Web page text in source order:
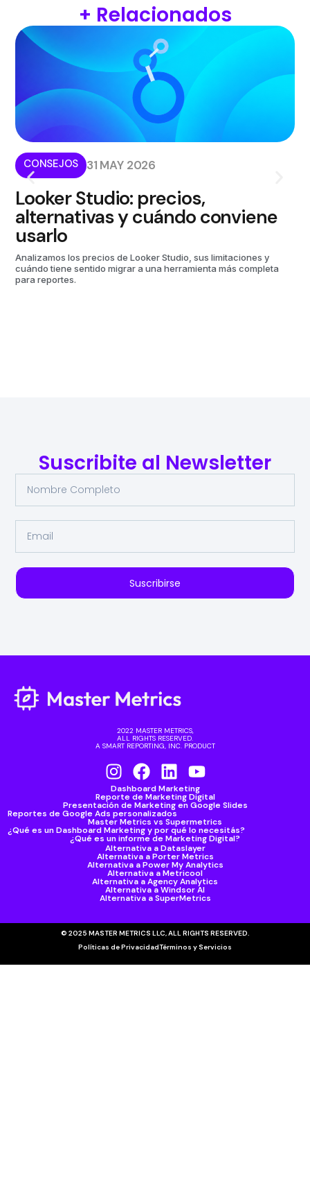
+ Relacionados
CONSEJOS 31 MAY 2026
Looker Studio: precios,
alternativas y cuándo conviene
usarlo
Analizamos los precios de Looker Studio, sus limitaciones y
cuándo tiene sentido migrar a una herramienta más completa
para reportes.
Suscribite al Newsletter
Suscribirse
2022 MASTER METRICS,
ALL RIGHTS RESERVED.
A SMART REPORTING, INC. PRODUCT
Dashboard Marketing
Reporte de Marketing Digital
Presentación de Marketing en Google Slides
Reportes de Google Ads personalizados
Master Metrics vs Supermetrics
¿Qué es un Dashboard Marketing y por qué lo necesitás?
¿Qué es un informe de Marketing Digital?
Alternativa a Dataslayer
Alternativa a Porter Metrics
Alternativa a Power My Analytics
Alternativa a Metricool
Alternativa a Agency Analytics
Alternativa a Windsor AI
Alternativa a SuperMetrics
© 2025 MASTER METRICS LLC, ALL RIGHTS RESERVED.
Políticas de PrivacidadTérminos y Servicios